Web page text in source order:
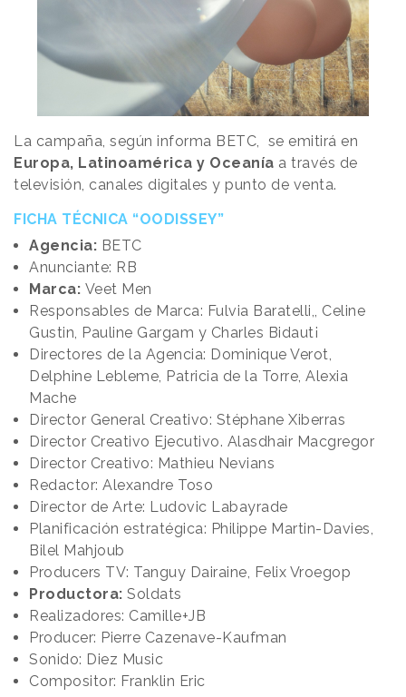
La campaña, según informa BETC, se emitirá en
Europa, Latinoamérica y Oceanía a través de
televisión, canales digitales y punto de venta.
FICHA TÉCNICA “OODISSEY”
Agencia: BETC
Anunciante: RB
Marca: Veet Men
Responsables de Marca: Fulvia Baratelli,, Celine
Gustin, Pauline Gargam y Charles Bidaut¡
Directores de la Agencia: Dominique Verot,
Delphine Lebleme, Patricia de la Torre, Alexia
Mache
Director General Creativo: Stéphane Xiberras
Director Creativo Ejecutivo. Alasdhair Macgregor
Director Creativo: Mathieu Nevians
Redactor: Alexandre Toso
Director de Arte: Ludovic Labayrade
Planificación estratégica: Philippe Martin-Davies,
Bilel Mahjoub
Producers TV: Tanguy Dairaine, Felix Vroegop
Productora: Soldats
Realizadores: Camille+JB
Producer: Pierre Cazenave-Kaufman
Sonido: Diez Music
Compositor: Franklin Eric